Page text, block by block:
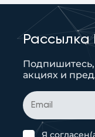
Рассылка
акциях и
Я